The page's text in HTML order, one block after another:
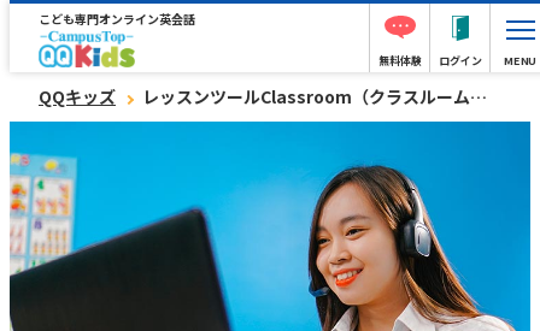
こども専門オンライン英会話
無料体験 ログイン MENU
QQキッズ レッスンツールClassroom（クラスルーム）の使い方